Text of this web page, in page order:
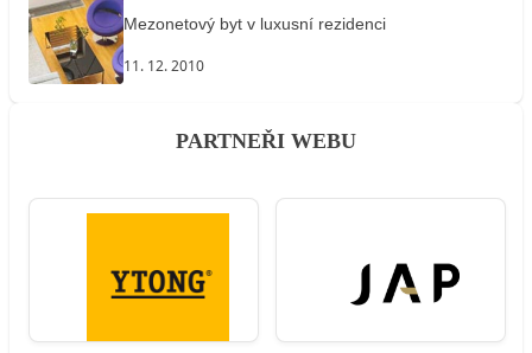
Mezonetový byt v luxusní rezidenci
11. 12. 2010
PARTNEŘI WEBU